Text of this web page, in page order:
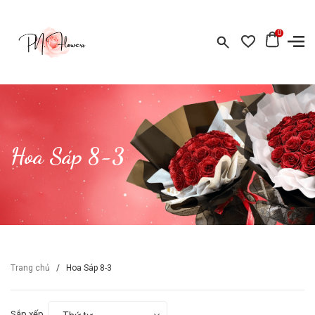
0
Hoa Sáp 8-3
Trang chủ / Hoa Sáp 8-3